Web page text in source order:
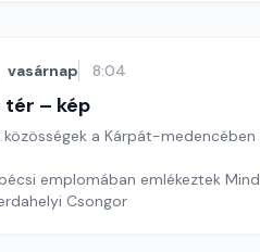
vasárnap 8:04
tér – kép
a Kárpát-medencében
emplomában emlékeztek
Csongor